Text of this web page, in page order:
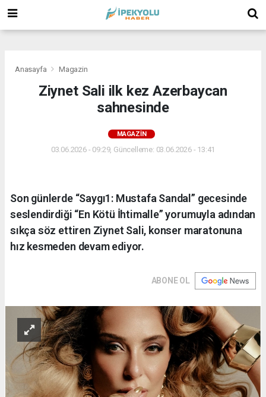
Anasayfa Magazin
Ziynet Sali ilk kez Azerbaycan
sahnesinde
MAGAZIN
03.06.2026 - 09:29, Güncelleme: 03.06.2026 - 13:41
Son günlerde “Saygı1: Mustafa Sandal” gecesinde
seslendirdiği “En Kötü İhtimalle” yorumuyla adından
sıkça söz ettiren Ziynet Sali, konser maratonuna
hız kesmeden devam ediyor.
ABONE OL